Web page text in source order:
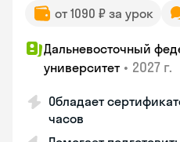
от 1090 ₽ за урок
Дальневосточный
университет • 2027 г.
Обладает
часов